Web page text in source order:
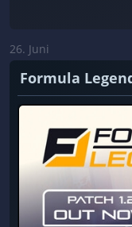
26. Juni
Formula